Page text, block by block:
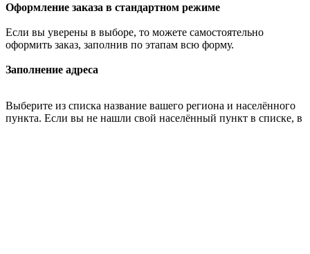
Оформление заказа в стандартном режиме
Если вы уверены в выборе, то можете самостоятельно
оформить заказ, заполнив по этапам всю форму.
Заполнение адреса
Выберите из списка название вашего региона и населённого
пункта. Если вы не нашли свой населённый пункт в списке, в